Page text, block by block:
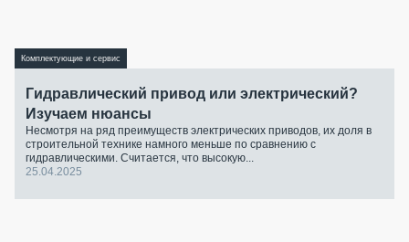
Комплектующие и сервис
Гидравлический привод или электрический?
Изучаем нюансы
Несмотря на ряд преимуществ электрических приводов, их доля в
строительной технике намного меньше по сравнению с
гидравлическими. Считается, что высокую...
25.04.2025